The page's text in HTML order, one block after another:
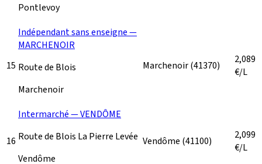
Pontlevoy
15
Indépendant sans enseigne —
MARCHENOIR
Route de Blois
Marchenoir
Marchenoir(41370)
2,089
€/L
16
Intermarché — VENDÔME
Route de Blois La Pierre Levée
Vendôme
Vendôme (41100)
2,099
€/L